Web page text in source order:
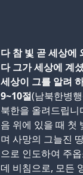
다 참 빛 곧 세상에
다 그가 세상에 계
세상이 그를 알려
9~10절(남북한병
북한을 올려드립
음 위에 있을 때 첫
며 사망의 그늘진
으로 인도하여 주
데 비침으로, 모든